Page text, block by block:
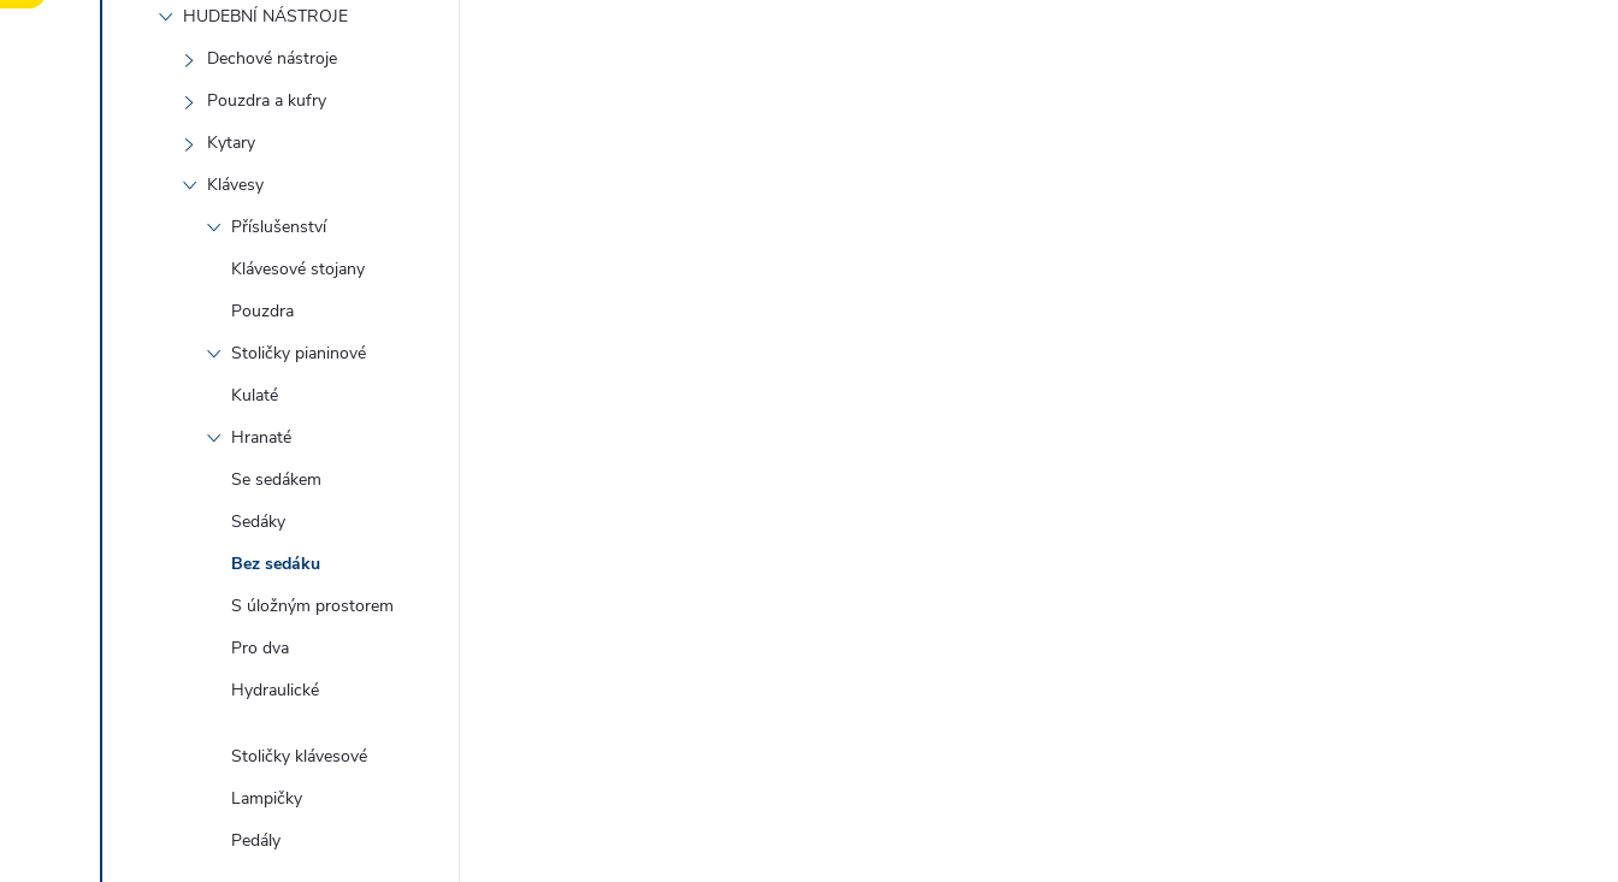
HUDEBNÍ NÁSTROJE
Dechové nástroje
Pouzdra a kufry
Kytary
Klávesy
Příslušenství
Klávesové stojany
Pouzdra
Stoličky pianinové
Kulaté
Hranaté
Se sedákem
Sedáky
Bez sedáku
S úložným prostorem
Pro dva
Hydraulické
Stoličky klávesové
Lampičky
Pedály